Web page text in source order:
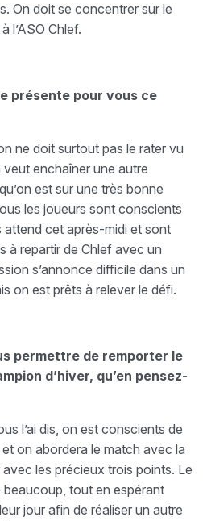
On doit se concentrer sur le
l’ASO Chlef.
présente pour vous ce
ne doit surtout pas le rater vu
enchaîner une autre
est sur une très bonne
les joueurs sont conscients
attend cet après-midi et sont
à repartir de Chlef avec un
s’annonce difficile dans un
on est prêts à relever le défi.
permettre de remporter le
d’hiver, qu’en pensez-
l’ai dis, on est conscients de
on abordera le match avec la
les précieux trois points. Le
tout en espérant
jour afin de réaliser un autre